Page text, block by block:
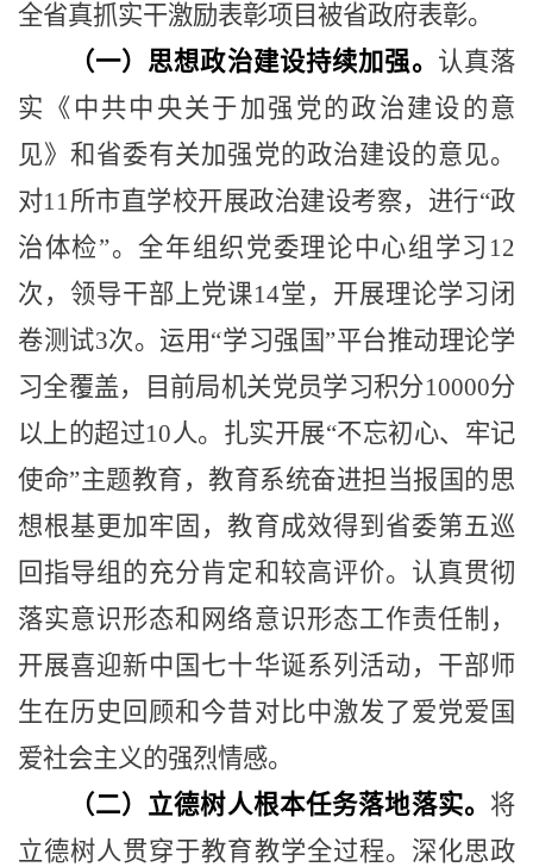
全省真抓实干激励表彰项目被省政府表彰。
（一）思想政治建设持续加强。 认真落
实《中共中央关于加强党的政治建设的意
见》和省委有关加强党的政治建设的意见。
对11所市直学校开展政治建设考察，进行“政
治体检”。全年组织党委理论中心组学习 12
次，领导干部上党课14堂，开展理论学习闭
卷测试3次。运用“学习强国 ”平台推动理论学
习全覆盖，目前局机关党员学习积分10000分
以上的超过10人。扎实开展“不忘初心、牢记
使命”主题教育，教育系统奋进担当报国的思
想根基更加牢固，教育成效得到省委第五巡
回指导组的充分肯定和较高评价。认真贯彻
落实意识形态和网络意识形态工作责任制，
开展喜迎新中国七十华诞系列活动，干部师
生在历史回顾和今昔对比中激发了爱党爱国
爱社会主义的强烈情感。
（二）立德树人根本任务落地落实。 将
立德树人贯穿于教育教学全过程。深化思政